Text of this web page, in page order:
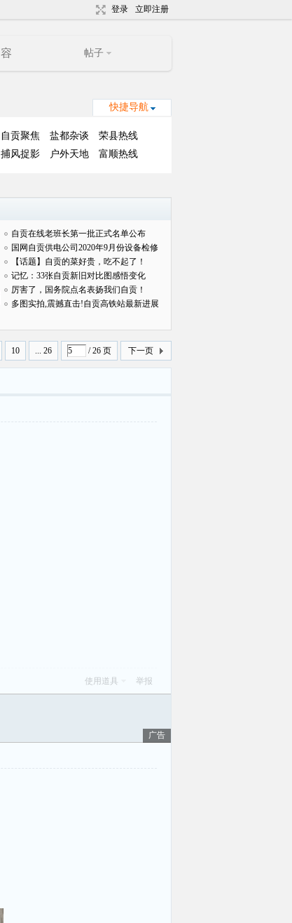
登录 立即注册
帖子
快捷导航
自贡聚焦 盐都杂谈
荣县热线
捕风捉影
户外天地 富顺热线
自贡在线老班长第一批正式名单公布
国网自贡供电公司2020年9月份设备检修
对外
【话题】自贡的菜好贵，吃不起了！
记忆：33张自贡新旧对比图感悟变化
厉害了，国务院点名表扬我们自贡！
多图实拍,震撼直击!自贡高铁站最新进展
10 ... 26 / 26 页 下一页
使用道具 举报
广告